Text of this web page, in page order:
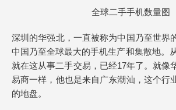
全球二手手机数量图
深圳的华强北，一直被称为中国乃至世界
中国乃至全球最大的手机生产和集散地。
就在这从事二手交易，已经17年了。就像
易商一样，他也是来自广东潮汕，这个行
的地盘。